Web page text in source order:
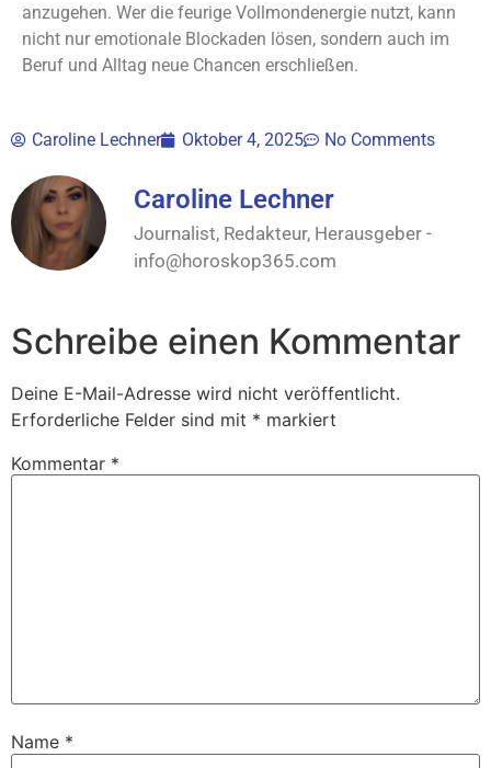
anzugehen. Wer die feurige Vollmondenergie nutzt, kann
nicht nur emotionale Blockaden lösen, sondern auch im
Beruf und Alltag neue Chancen erschließen.
Caroline Lechner Oktober 4, 2025 No Comments
Caroline Lechner
Journalist, Redakteur, Herausgeber -
info@horoskop365.com
Schreibe einen Kommentar
Deine E-Mail-Adresse wird nicht veröffentlicht.
Erforderliche Felder sind mit * markiert
Kommentar *
Name *